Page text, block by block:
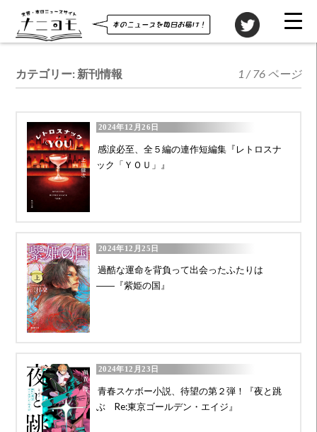
感涙必至、全５編の連作短編集『レトロスナ
ック「ＹＯＵ」』
2024年12月26日
過酷な運命を背負って出会ったふたりは
――『紫姫の国』
2024年12月25日
青春スケボー小説、待望の第２弾！『夜と跳
ぶ Re:東京ゴールデン・エイジ』
2024年12月23日
カテゴリー: 新刊情報 1 / 76 ページ